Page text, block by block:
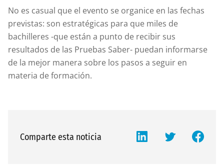
No es casual que el evento se organice en las fechas
previstas: son estratégicas para que miles de
bachilleres -que están a punto de recibir sus
resultados de las Pruebas Saber- puedan informarse
de la mejor manera sobre los pasos a seguir en
materia de formación.
Comparte esta noticia